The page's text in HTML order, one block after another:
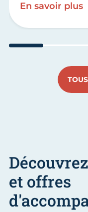
En savoir plus
et offres